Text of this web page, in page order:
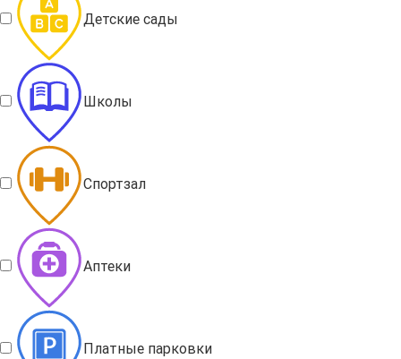
Детские сады
Школы
Спортзал
Аптеки
Платные парковки